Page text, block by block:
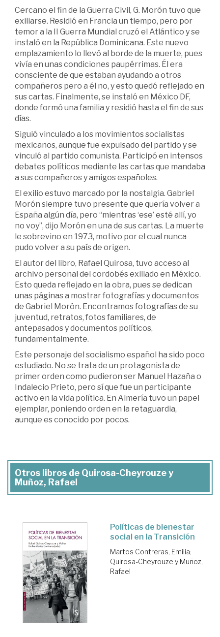
Cercano el fin de la Guerra Civil, G. Morón tuvo que
exiliarse. Residió en Francia un tiempo, pero por
temor a la II Guerra Mundial cruzó el Atlántico y se
instaló en la República Dominicana. Este nuevo
emplazamiento lo llevó al borde de la muerte, pues
vivía en unas condiciones paupérrimas. Él era
consciente de que estaban ayudando a otros
compañeros pero a él no, y esto quedó reflejado en
sus cartas. Finalmente, se instaló en México DF,
donde formó una familia y residió hasta el fin de sus
días.
Siguió vinculado a los movimientos socialistas
mexicanos, aunque fue expulsado del partido y se
vinculó al partido comunista. Participó en intensos
debates políticos mediante las cartas que mandaba
a sus compañeros y amigos españoles.
El exilio estuvo marcado por la nostalgia. Gabriel
Morón siempre tuvo presente que quería volver a
España algún día, pero “mientras ‘ese’ esté allí, yo
no voy”, dijo Morón en una de sus cartas. La muerte
le sobrevino en 1973, motivo por el cual nunca
pudo volver a su país de origen.
El autor del libro, Rafael Quirosa, tuvo acceso al
archivo personal del cordobés exiliado en México.
Esto queda reflejado en la obra, pues se dedican
unas páginas a mostrar fotografías y documentos
de Gabriel Morón. Encontramos fotografías de su
juventud, retratos, fotos familiares, de
antepasados y documentos políticos,
fundamentalmente.
Este personaje del socialismo español ha sido poco
estudiado. No se trata de un protagonista de
primer orden como pudieron ser Manuel Hazaña o
Indalecio Prieto, pero sí que fue un participante
activo en la vida política. En Almería tuvo un papel
ejemplar, poniendo orden en la retaguardia,
aunque es conocido por pocos.
Otros libros de Quirosa-Cheyrouze y
Muñoz, Rafael
Políticas de bienestar
social en la Transición
Martos Contreras, Emilia;
Quirosa-Cheyrouze y Muñoz,
Rafael